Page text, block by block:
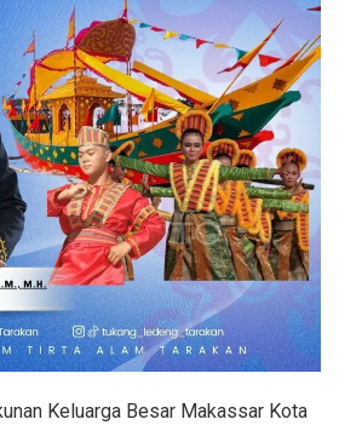
Keluarga Besar Makassar Kota